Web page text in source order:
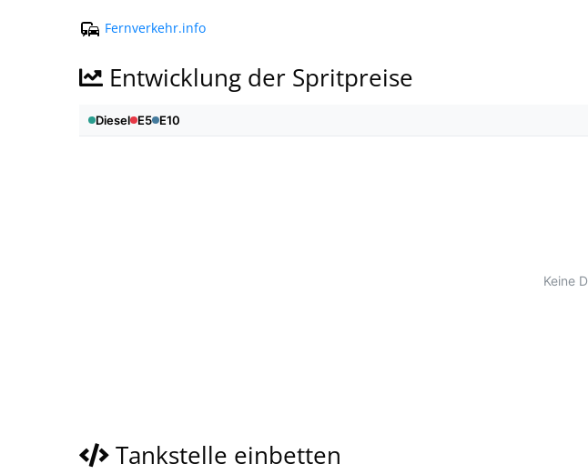
Fernverkehr.info
Entwicklung der Spritpreise
Tankstelle einbetten